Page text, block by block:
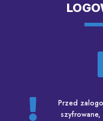
Przed
szyfrowane,